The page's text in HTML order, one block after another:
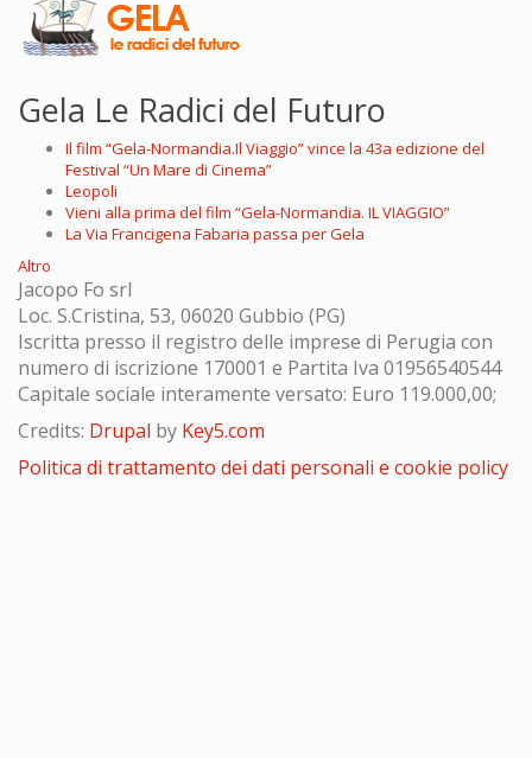
Gela Le Radici del Futuro
Il film “Gela-Normandia.Il Viaggio” vince la 43a edizione del
Festival “Un Mare di Cinema”
Leopoli
Vieni alla prima del film “Gela-Normandia. IL VIAGGIO”
La Via Francigena Fabaria passa per Gela
Altro
Jacopo Fo srl
Loc. S.Cristina, 53, 06020 Gubbio (PG)
Iscritta presso il registro delle imprese di Perugia con
numero di iscrizione 170001 e Partita Iva 01956540544
Capitale sociale interamente versato: Euro 119.000,00;
Credits: Drupal by Key5.com
Politica di trattamento dei dati personali e cookie policy